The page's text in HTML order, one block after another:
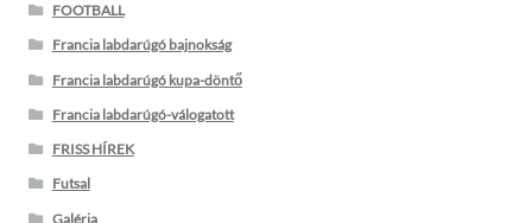
FOOTBALL
Francia labdarúgó bajnokság
Francia labdarúgó kupa-döntő
Francia labdarúgó-válogatott
FRISS HÍREK
Futsal
Galéria